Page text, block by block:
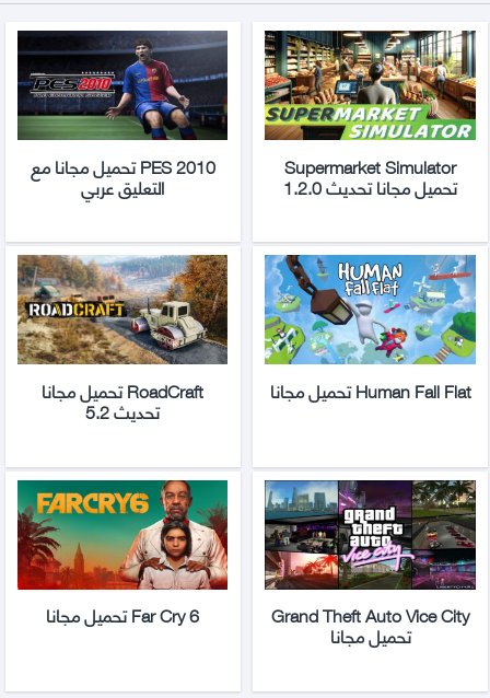
Supermarket Simulator
تحميل مجانا تحديث 1.2.0
2010 PES تحميل مجانا مع
التعليق عربي
Human Fall Flat تحميل مجانا RoadCraft تحميل مجانا
تحديث 5.2
Grand Theft Auto Vice City
تحميل مجانا
Far Cry 6 تحميل مجانا